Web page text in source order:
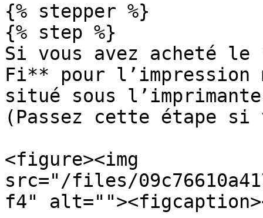
{% stepper %}
{% step %}
Si vous avez acheté le
Fi** pour l’impression
situé sous
(Passez cette étape si
<figure><img
src="/files/
f4"